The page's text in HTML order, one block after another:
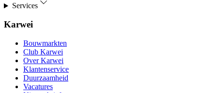
Services
Karwei
Bouwmarkten
Club Karwei
Over Karwei
Klantenservice
Duurzaamheid
Vacatures